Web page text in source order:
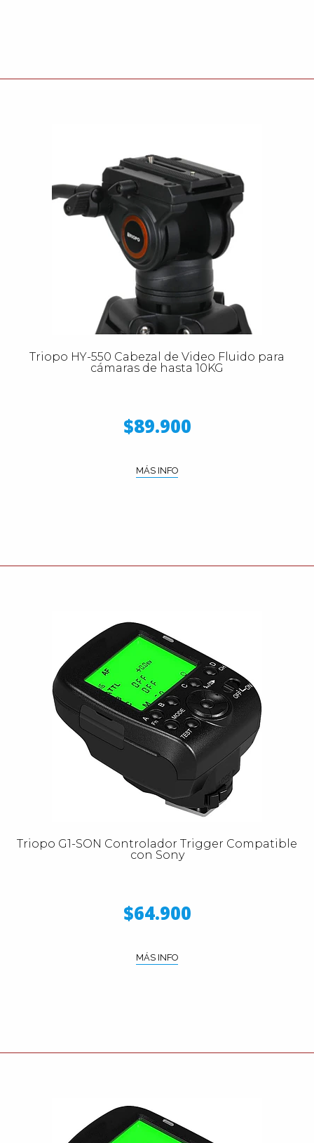
Triopo HY-550 Cabezal de Video Fluido para
cámaras de hasta 10KG
$89.900
MÁS INFO
Triopo G1-SON Controlador Trigger Compatible
con Sony
$64.900
MÁS INFO